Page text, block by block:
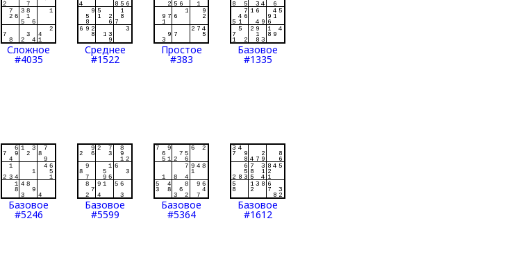
Сложное
#4035
Среднее
#1522
Простое
#383
Базовое
#1335
Базовое
#5246
Базовое
#5599
Базовое
#5364
Базовое
#1612